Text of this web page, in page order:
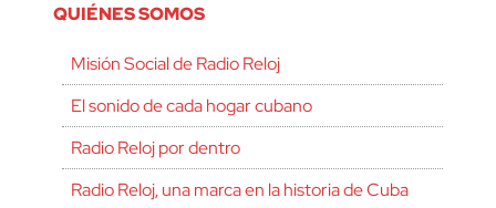
QUIÉNES SOMOS
Misión Social de Radio Reloj
El sonido de cada hogar cubano
Radio Reloj por dentro
Radio Reloj, una marca en la historia de Cuba